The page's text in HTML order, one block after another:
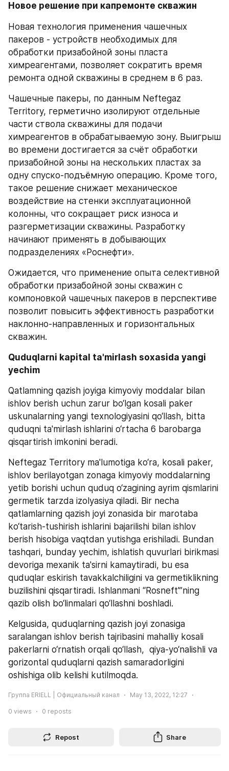
Новое решение при капремонте скважин
Новая технология применения чашечных
пакеров - устройств необходимых для
обработки призабойной зоны пласта
химреагентами, позволяет сократить время
ремонта одной скважины в среднем в 6 раз.
Чашечные пакеры, по данным Neftegaz
Territory, герметично изолируют отдельные
части ствола скважины для подачи
химреагентов в обрабатываемую зону. Выигрыш
во времени достигается за счёт обработки
призабойной зоны на нескольких пластах за
одну спуско-подъёмную операцию. Кроме того,
такое решение снижает механическое
воздействие на стенки эксплуатационной
колонны, что сокращает риск износа и
разгерметизации скважины. Разработку
начинают применять в добывающих
подразделениях «Роснефти».
Ожидается, что применение опыта селективной
обработки призабойной зоны скважин с
компоновкой чашечных пакеров в перспективе
позволит повысить эффективность разработки
наклонно-направленных и горизонтальных
скважин.
Quduqlarni kapital ta'mirlash soxasida yangi
yechim
Qatlamning qazish joyiga kimyoviy moddalar bilan
ishlov berish uchun zarur bo‘lgan kosali paker
uskunalarning yangi texnologiyasini qo‘llash, bitta
quduqni ta'mirlash ishlarini o‘rtacha 6 barobarga
qisqartirish imkonini beradi.
Neftegaz Territory ma'lumotiga ko‘ra, kosali paker,
ishlov berilayotgan zonaga kimyoviy moddalarning
yetib borishi uchun quduq o‘zagining ayrim qismlarini
germetik tarzda izolyasiya qiladi. Bir necha
qatlamlarning qazish joyi zonasida bir marotaba
ko‘tarish-tushirish ishlarini bajarilishi bilan ishlov
berish hisobiga vaqtdan yutishga erishiladi. Bundan
tashqari, bunday yechim, ishlatish quvurlari birikmasi
devoriga mexanik ta'sirni kamaytiradi, bu esa
quduqlar eskirish tavakkalchiligini va germetiklikning
buzilishini qisqartiradi. Ishlanmani “Rosneft'”ning
qazib olish bo‘linmalari qo‘llashni boshladi.
Kelgusida, quduqlarning qazish joyi zonasiga
saralangan ishlov berish tajribasini mahalliy kosali
pakerlarni o‘rnatish orqali qo‘llash,  qiya-yo‘nalishli va
gorizontal quduqlarni qazish samaradorligini
oshishiga olib kelishi kutilmoqda.
Группа ERIELL | Официальный канал May 13, 2022, 12:27
0 views 0 reposts
Repost Share